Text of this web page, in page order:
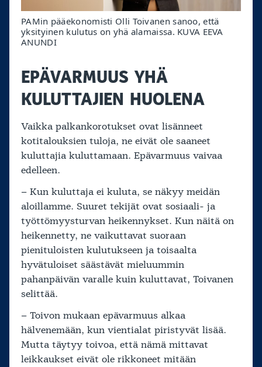
PAMin pääekonomisti Olli Toivanen sanoo, että
yksityinen kulutus on yhä alamaissa. KUVA EEVA
ANUNDI
EPÄVARMUUS YHÄ
KULUTTAJIEN HUOLENA
Vaikka palkankorotukset ovat lisänneet
kotitalouksien tuloja, ne eivät ole saaneet
kuluttajia kuluttamaan. Epävarmuus vaivaa
edelleen.
– Kun kuluttaja ei kuluta, se näkyy meidän
aloillamme. Suuret tekijät ovat sosiaali- ja
työttömyysturvan heikennykset. Kun näitä on
heikennetty, ne vaikuttavat suoraan
pienituloisten kulutukseen ja toisaalta
hyvätuloiset säästävät mieluummin
pahanpäivän varalle kuin kuluttavat, Toivanen
selittää.
– Toivon mukaan epävarmuus alkaa
hälvenemään, kun vientialat piristyvät lisää.
Mutta täytyy toivoa, että nämä mittavat
leikkaukset eivät ole rikkoneet mitään